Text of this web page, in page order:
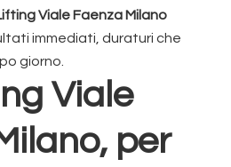
Viale Faenza Milano
immediati, duraturi che
giorno.
Viale
, per